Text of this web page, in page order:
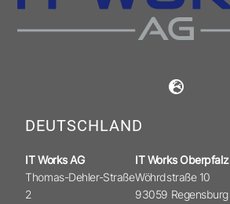
DEUTSCHLAND
IT Works AG
Thomas-Dehler-Straße
2
IT Works Oberpfalz
Wöhrdstraße 10
93059 Regensburg